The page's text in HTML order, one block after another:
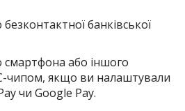
банківської
або іншого
чипом, якщо ви налаштували
чи Google Pay.